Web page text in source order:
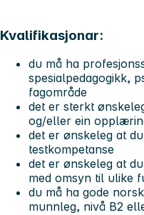
Kvalifikasjonar:
du må ha
spesialpedagogikk,
fagområde
det er sterkt
og/eller ein
det er ønskeleg at
testkompetanse
det er ønskeleg at
med omsyn til ulike
du må ha gode
munnleg, nivå B2